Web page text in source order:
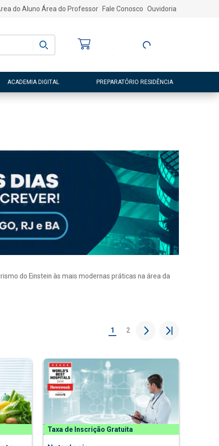
do Aluno Área do Professor Fale Conosco Ouvidoria
Entre ou Cadastre-
ACADEMIA DIGITAL PREPARATÓRIO RESIDÊNCIA
do Einstein às mais modernas práticas na área da
1 2
Taxa de Inscrição Gratuita